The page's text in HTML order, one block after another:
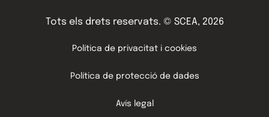
Tots els drets reservats. © SCEA, 2026
Política de privacitat i cookies
Política de protecció de dades
Avís legal